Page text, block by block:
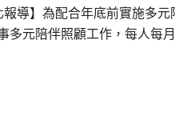
導】為配合年底前實施多
多元陪伴照顧工作，每人每